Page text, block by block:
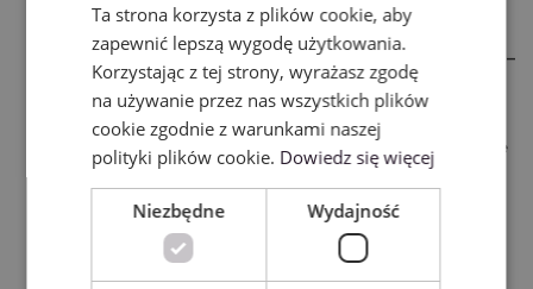
producenta.
Upewnij się, że powierzchnia przedmiotu jest czysta –
nie posiada brudu, czy pozostałości kleju z naklejek
lub metek z cenami.
Upewnij się, że powierzchnia projektu jest całkowicie
suchą szatką, a następnie pozostaw do pełnego
Podczas nakładania wzoru upewnij się, że nie ma na
POLISH
Ta strona korzysta z plików cookie, aby
zapewnić lepszą wygodę użytkowania.
Korzystając z tej strony, wyrażasz zgodę
na używanie przez nas wszystkich plików
cookie zgodnie z warunkami naszej
polityki plików cookie. Dowiedz się więcej
Niezbędne Wydajność